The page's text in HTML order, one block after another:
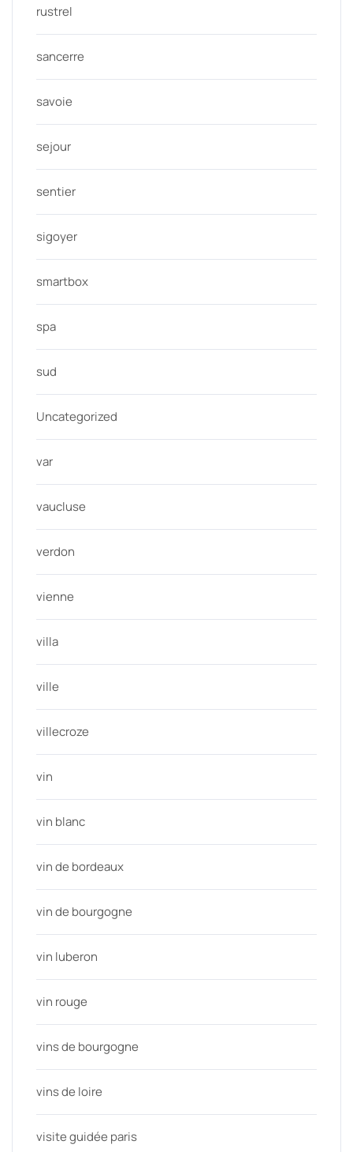
rustrel
sancerre
savoie
sejour
sentier
sigoyer
smartbox
spa
sud
Uncategorized
var
vaucluse
verdon
vienne
villa
ville
villecroze
vin
vin blanc
vin de bordeaux
vin de bourgogne
vin luberon
vin rouge
vins de bourgogne
vins de loire
visite guidée paris